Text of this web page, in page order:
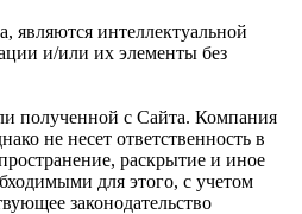
являются интеллектуальной
и/или их элементы без
полученной с Сайта. Компания
не несет ответственность в
раскрытие и иное
для этого, с учетом
законодательство